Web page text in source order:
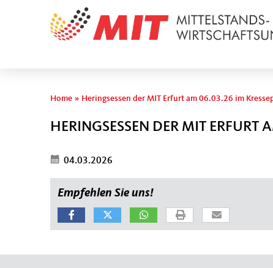
Sie sind hier
Home » Heringsessen der MIT Erfurt am 06.03.26 im
HERINGSESSEN DER MIT ERFURT
04.03.2026
Empfehlen Sie uns!